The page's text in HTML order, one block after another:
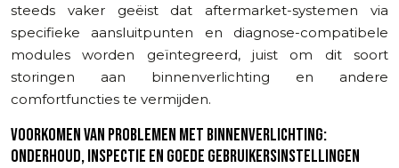
steeds vaker geëist dat aftermarket-systemen via
specifieke aansluitpunten en diagnose-compatibele
modules worden geïntegreerd, juist om dit soort
storingen aan binnenverlichting en andere
comfortfuncties te vermijden.
VOORKOMEN VAN PROBLEMEN MET BINNENVERLICHTING:
ONDERHOUD, INSPECTIE EN GOEDE GEBRUIKERSINSTELLINGEN